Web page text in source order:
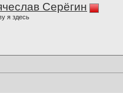
Серёгин
я здесь